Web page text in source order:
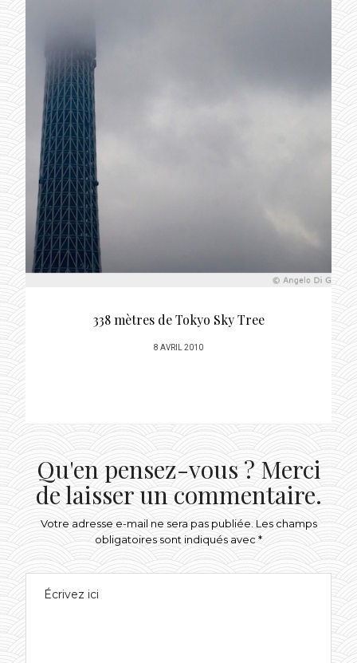
338 mètres de Tokyo Sky Tree
POSTED
8 AVRIL 2010
Qu'en pensez-vous ? Merci
de laisser un commentaire.
Votre adresse e-mail ne sera pas publiée. Les champs
obligatoires sont indiqués avec*